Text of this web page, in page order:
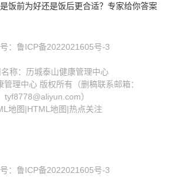
饭前为好还是饭后更合适？专家给你答案
： 鲁ICP备2022021605号-3
称：历城泰山健康管理中心
管理中心 版权所有（删稿联系邮箱：
tyf8778@aliyun.com）
地图|HTML地图|热点关注
： 鲁ICP备2022021605号-3